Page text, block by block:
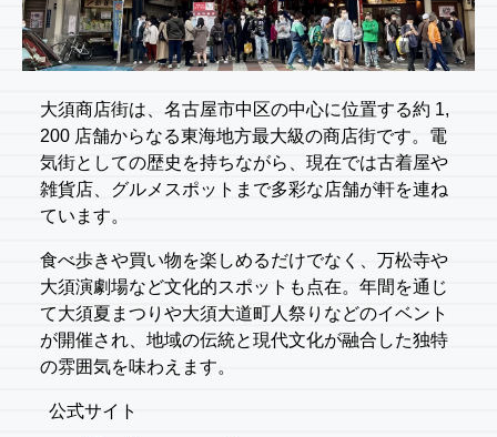
大須商店街は、名古屋市中区の中心に位置する約 1,
200 店舗からなる東海地方最大級の商店街です。電
気街としての歴史を持ちながら、現在では古着屋や
雑貨店、グルメスポットまで多彩な店舗が軒を連ね
ています。
食べ歩きや買い物を楽しめるだけでなく、万松寺や
大須演劇場など文化的スポットも点在。年間を通じ
て大須夏まつりや大須大道町人祭りなどのイベント
が開催され、地域の伝統と現代文化が融合した独特
の雰囲気を味わえます。
公式サイト